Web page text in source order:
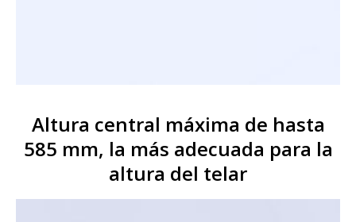
Altura central máxima de hasta
585 mm, la más adecuada para la
altura del telar